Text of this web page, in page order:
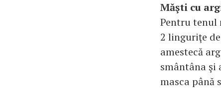
Măşti cu
Pentru tenul
2 linguriţe
amestecă
smântâna şi
masca până